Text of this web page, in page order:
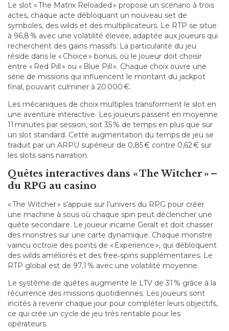
Le slot « The Matrix Reloaded » propose un scénario à trois
actes, chaque acte débloquant un nouveau set de
symboles, des wilds et des multiplicateurs. Le RTP se situe
à 96,8 % avec une volatilité élevée, adaptée aux joueurs qui
recherchent des gains massifs. La particularité du jeu
réside dans le « Choice » bonus, où le joueur doit choisir
entre « Red Pill » ou « Blue Pill ». Chaque choix ouvre une
série de missions qui influencent le montant du jackpot
final, pouvant culminer à 20 000 €.
Les mécaniques de choix multiples transforment le slot en
une aventure interactive. Les joueurs passent en moyenne
11 minutes par session, soit 35 % de temps en plus que sur
un slot standard. Cette augmentation du temps de jeu se
traduit par un ARPU supérieur de 0,85 € contre 0,62 € sur
les slots sans narration.
Quêtes interactives dans « The Witcher » –
du RPG au casino
« The Witcher » s’appuie sur l’univers du RPG pour créer
une machine à sous où chaque spin peut déclencher une
quête secondaire. Le joueur incarne Geralt et doit chasser
des monstres sur une carte dynamique. Chaque monstre
vaincu octroie des points de « Experience », qui débloquent
des wilds améliorés et des free‑spins supplémentaires. Le
RTP global est de 97,1 % avec une volatilité moyenne.
Le système de quêtes augmente le LTV de 31 % grâce à la
récurrence des missions quotidiennes. Les joueurs sont
incités à revenir chaque jour pour compléter leurs objectifs,
ce qui crée un cycle de jeu très rentable pour les
opérateurs.